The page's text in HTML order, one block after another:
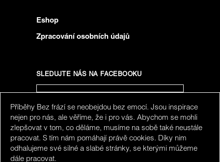
Eshop
Zpracování osobních údajů
SLEDUJTE NÁS NA FACEBOOKU
SLEDUJTE NÁS NA INSTAGRAMU
Příběhy Bez frází se neobejdou bez emocí. Jsou inspirace
nejen pro nás, ale věříme, že i pro vás. Abychom se mohli
zlepšovat v tom, co děláme, musíme na sobě také neustále
pracovat. S tím nám pomáhají právě cookies. Díky nim
odhalujeme své silné a slabé stránky, se kterými můžeme
dále pracovat.